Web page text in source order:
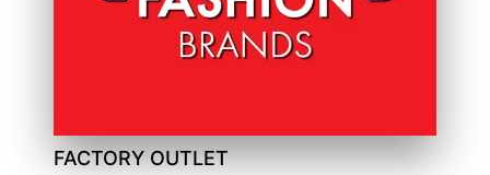
FACTORY OUTLET